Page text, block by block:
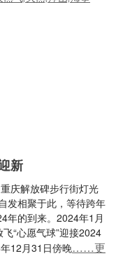
新
庆解放碑步行街灯光
发相聚于此，等待跨年
年的到来。2024年1月
“心愿气球”迎接2024
12月31日傍晚……更